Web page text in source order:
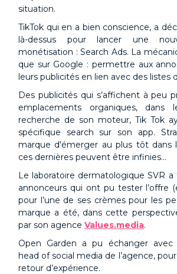
situation.
TikTok qui en a bien conscience, a
là-dessus pour lancer une
monétisation : Search Ads. La
que sur Google : permettre aux
leurs publicités en lien avec des listes
Des publicités qui s’affichent à peu
emplacements organiques, dans
recherche de son moteur, Tik Tok
spécifique search sur son app.
marque d'émerger au plus tôt dans
ces dernières peuvent être infinies...
Le laboratoire dermatologique SVR a
annonceurs qui ont pu tester l’offre
pour l’une de ses crèmes pour les
marque a été, dans cette
par son agence Values.media.
Open Garden a pu échanger avec
head of social media de l’agence,
retour d’expérience.